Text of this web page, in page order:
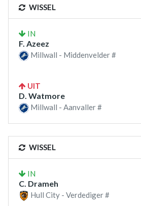
WISSEL
IN
F. Azeez
Millwall - Middenvelder #
UIT
D. Watmore
Millwall - Aanvaller #
WISSEL
IN
C. Drameh
Hull City - Verdediger #